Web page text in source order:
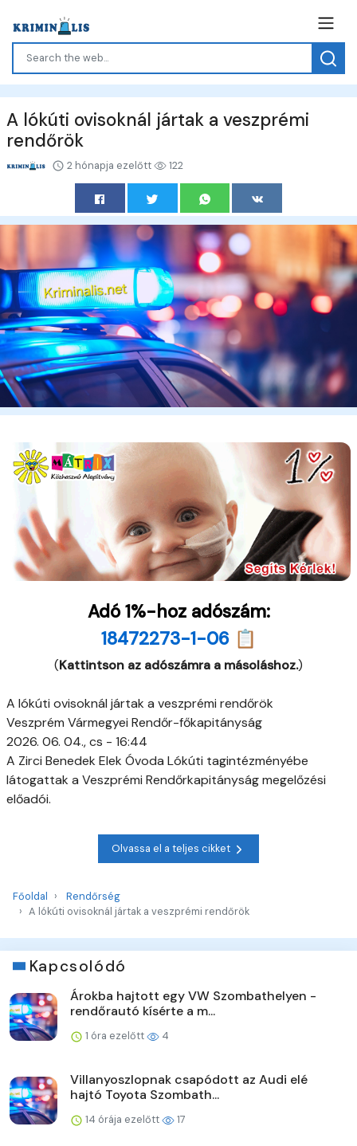
A lókúti ovisoknál jártak a veszprémi
rendőrök
2 hónapja ezelőtt 122
Adó 1%-hoz adószám:
18472273-1-06 📋
(Kattintson az adószámra a másoláshoz.)
A lókúti ovisoknál jártak a veszprémi rendőrök
Veszprém Vármegyei Rendőr-főkapitányság
2026. 06. 04., cs - 16:44
A Zirci Benedek Elek Óvoda Lókúti tagintézményébe
látogattak a Veszprémi Rendőrkapitányság megelőzési
előadói.
Olvassa el a teljes cikket
Főoldal
Rendőrség
A lókúti ovisoknál jártak a veszprémi rendőrök
Kapcsolódó
Árokba hajtott egy VW Szombathelyen -
rendőrautó kísérte a m...
1 óra ezelőtt 4
Villanyoszlopnak csapódott az Audi elé
hajtó Toyota Szombath...
14 órája ezelőtt 17